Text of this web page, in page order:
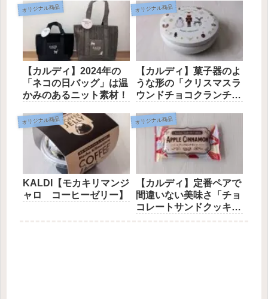
オリジナル商品
【カルディ】2024年の
「ネコの日バッグ」は温
かみのあるニット素材！
オリジナル商品
【カルディ】菓子器のよ
うな形の「クリスマスラ
ウンドチョコクランチ
オリジナル商品
KALDI【モカキリマンジ
ャロ コーヒーゼリー】
オリジナル商品
【カルディ】定番ペアで
間違いない美味さ「チョ
コレートサンドクッキ